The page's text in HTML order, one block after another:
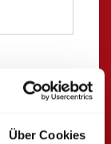
Über Cookies